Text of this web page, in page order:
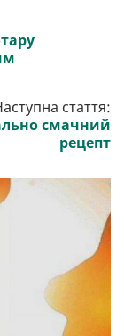
стаття:
смачний
рецепт